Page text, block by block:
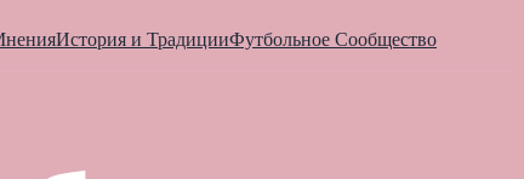
История и ТрадицииФутбольное Сообщество